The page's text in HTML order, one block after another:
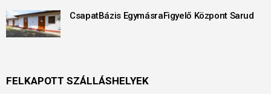
CsapatBázis EgymásraFigyelő Központ Sarud
FELKAPOTT SZÁLLÁSHELYEK